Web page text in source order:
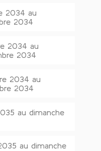
2034 au
2034
2034 au
2034
2034 au
2034
au dimanche
au dimanche